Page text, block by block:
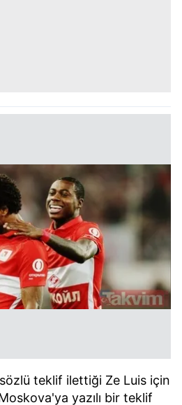
teklif ilettiği Ze Luis için
yazılı bir teklif